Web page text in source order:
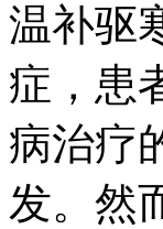
温补驱
症，患
病治疗
发。然